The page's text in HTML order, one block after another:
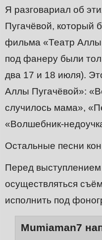
Я разговариал об
Пугачёвой, который
фильма «Театр Аллы
под фанеру были
два 17 и 18 июля).
Аллы Пугачёвой»:
случилось мама»,
«Волшебник-
Остальные песни
Перед выступлением
осуществляться
исполнить под
Mumiaman7